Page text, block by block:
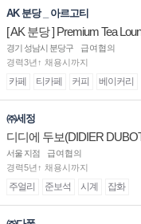
AK 분당 _ 아르고티
[ AK 분당 ] Premium Tea
경기 성남시 분당구
급여협의
경력3년↑ 채용시까지
카페 티카페 커피 베이커리
㈜세정
디디에 두보(DIDIER
서울 지점
급여협의
경력5년↑ 채용시까지
주얼리 준보석 시계 잡화